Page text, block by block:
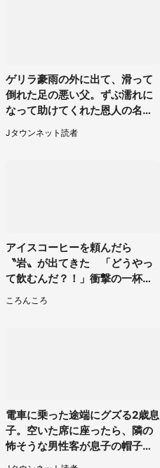
ゲリラ豪雨の外に出て、滑って
倒れた足の悪い父。ずぶ濡れに
なって助けてくれた恩人の名前
Jタウンネット読者
アイスコーヒーを頼んだら
〝岩〟が出てきた 「どうやっ
て飲むんだ？！」衝撃の一杯が
ころんころ
電車に乗った途端にグズる2歳息
子。空いた席に座ったら、隣の
怖そうな男性客が息子の帽子に
手を伸ばし（千葉県・40代女